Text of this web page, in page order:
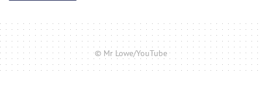
© Mr Lowe/YouTube